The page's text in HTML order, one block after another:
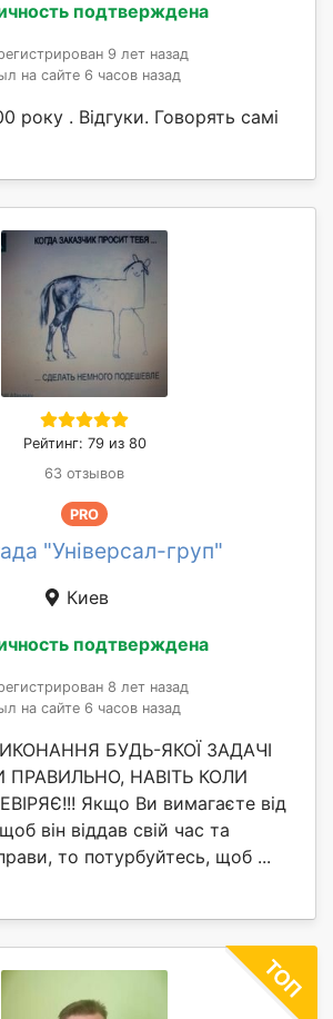
подтверждена
9 лет назад
на сайте 6 часов назад
року . Відгуки. Говорять самі
Рейтинг: 79 из 80
63 отзывов
PRO
"Універсал-груп"
Киев
подтверждена
8 лет назад
на сайте 6 часов назад
БУДЬ-ЯКОЇ ЗАДАЧІ
НАВІТЬ КОЛИ
Якщо Ви вимагаєте від
він віддав свій час та
то потурбуйтесь, щоб ...